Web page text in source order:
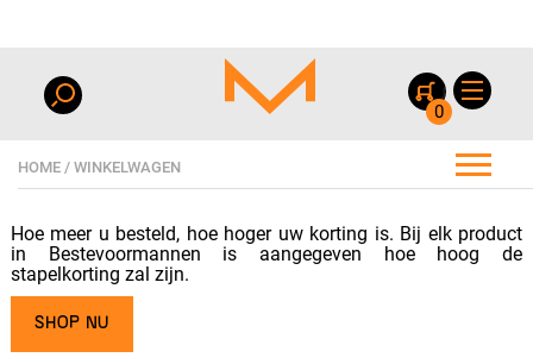
0
HOME / WINKELWAGEN
Hoe meer u besteld, hoe hoger uw korting is. Bij elk product
in Bestevoormannen is aangegeven hoe hoog de
stapelkorting zal zijn.
SHOP NU